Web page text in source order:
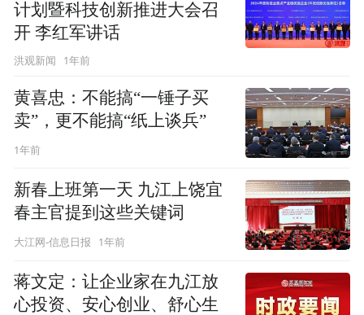
计划暨科技创新推进大会召
开 李红军讲话
洪观新闻 1年前
黄喜忠：不能搞“一锤子买
卖”，更不能搞“纸上谈兵”
1年前
新春上班第一天 九江上饶宜
春主官提到这些关键词
大江网-信息日报 1年前
蒋文定：让企业家在九江放
心投资、安心创业、舒心生